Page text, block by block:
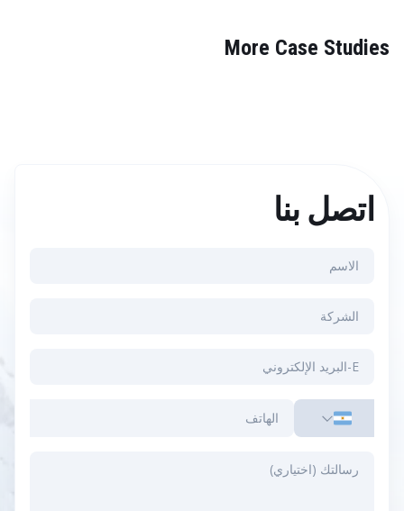
More Case Studies
اتصل بنا